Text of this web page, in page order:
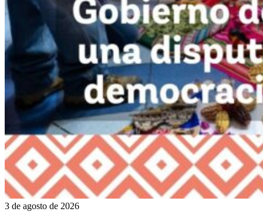
3 de agosto de 2026